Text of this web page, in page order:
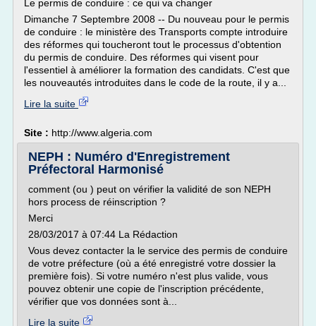
Le permis de conduire : ce qui va changer
Dimanche 7 Septembre 2008 -- Du nouveau pour le permis
de conduire : le ministère des Transports compte introduire
des réformes qui toucheront tout le processus d'obtention
du permis de conduire. Des réformes qui visent pour
l'essentiel à améliorer la formation des candidats. C'est que
les nouveautés introduites dans le code de la route, il y a...
Lire la suite
Site : http://www.algeria.com
NEPH : Numéro d'Enregistrement
Préfectoral Harmonisé
comment (ou ) peut on vérifier la validité de son NEPH
hors process de réinscription ?
Merci
28/03/2017 à 07:44 La Rédaction
Vous devez contacter la le service des permis de conduire
de votre préfecture (où a été enregistré votre dossier la
première fois). Si votre numéro n'est plus valide, vous
pouvez obtenir une copie de l'inscription précédente,
vérifier que vos données sont à...
Lire la suite